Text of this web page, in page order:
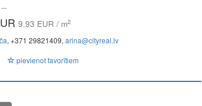
9.93 EUR / m2
, +371 29821409, arina@cityreal.lv
pievienot favorītiem